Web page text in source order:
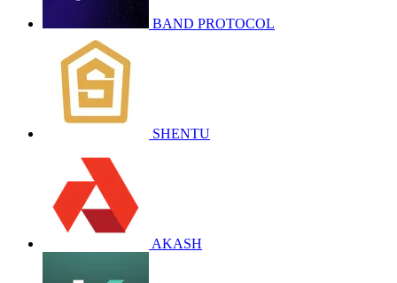
BAND PROTOCOL
SHENTU
AKASH